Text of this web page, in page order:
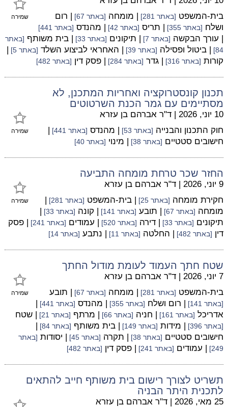
שמירה
בית-המשפט [באתר 281] | מומחה [באתר 67]
| רום
ושלח [באתר 355] | תריס [באתר 42] | מהנדס [באתר 441]
| עורך הבקשה [באתר 7] | תיקונים [באתר 33] | בית משותף [באתר
84]
| ביטול ופסילה [באתר 39] | האחראי לביצוע השלד [באתר 5]
|
קורות [באתר 316] | גדר [באתר 284] | פסק דין [באתר 482]
תכנון קונסטרוקציה ואחריות המתכנן, לא
מסתיימים עם גמר הכנת השרטוטים
שמירה
10 יוני, 2026 | ד"ר אברהם בן עזרא
חוק התכנון והבנייה [באתר 53] | מהנדס [באתר 441]
|
חישובים סטטיים [באתר 38] | מינוי [באתר 40]
החזר שכר טרחת מומחה התביעה
שמירה
9 יוני, 2026 | ד"ר אברהם בן עזרא
חקירת מומחה [באתר 25] | בית-המשפט [באתר 281]
|
מומחה [באתר 67] | תובע [באתר 141] | קונה [באתר 33]
|
תיקונים [באתר 33] | דירה [באתר 520] | עמודים [באתר 241]
| פסק
דין [באתר 482] | החלטה [באתר 11] | נתבע [באתר 14]
שטח חתך העמוד לעומת מודול החתך
שמירה
7 יוני, 2026 | ד"ר אברהם בן עזרא
בית-המשפט [באתר 281] | מומחה [באתר 67] | תובע
[באתר 141] | רום ושלח [באתר 355] | מהנדס [באתר 441]
|
אדריכל [באתר 161] | חניה [באתר 66] | מרתף [באתר 21] | שטח
[באתר 396] | מידות [באתר 149] | בית משותף [באתר 84]
|
חישובים סטטיים [באתר 38] | תקרה [באתר 45] | יסודות [באתר
249]
| עמודים [באתר 241] | פסק דין [באתר 482]
תשריט לצורך רישום בית משותף חייב להתאים
לתכנית היתר הבניה
25 מאי, 2026 | ד"ר אברהם בן עזרא